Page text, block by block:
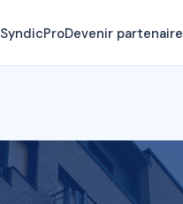
SyndicProDevenir partenaire